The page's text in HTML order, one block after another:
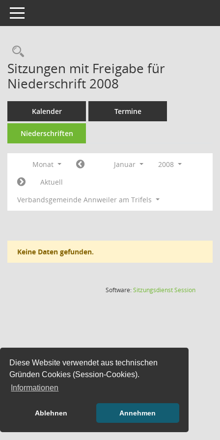
Diese Website verwendet aus technischen
Gründen Cookies (Session-Cookies).
Informationen
Ablehnen Annehmen
Toggle navigation
Rechercheauswahl
Sitzungen mit Freigabe für
Niederschrift 2008
Kalender Termine
Niederschriften
Monat Januar
2008
Aktuell
Verbandsgemeinde Annweiler am Trifels
Keine Daten gefunden.
Software:SitzungsdienstSession(Wird in